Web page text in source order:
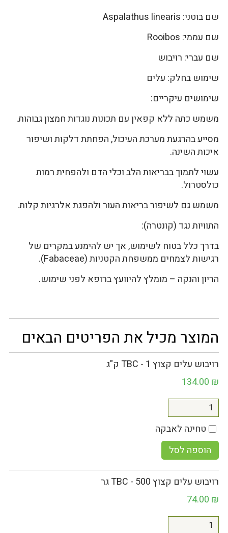
שם בוטני: Aspalathus linearis
שם עממי: Rooibos
שם עברי: רויבוש
שימוש בחלק: עלים
שימושים עיקריים:
משמש כתה ללא קפאין עם תכונות נוגדות חמצון גבוהות.
מסייע בהרגעת מערכת העיכול, הפחתת דלקות ושיפור
איכות השינה.
עשוי לתמוך בבריאות הלב וכלי הדם ולהפחית רמות
כולסטרול.
משמש גם לשיפור בריאות העור ולהפגת אלרגיות קלות.
התוויות נגד (קונטרה):
בדרך כלל בטוח לשימוש, אך יש להימנע במקרים של
רגישות לצמחים ממשפחת הקטניות (Fabaceae).
הריון והנקה – מומלץ להיוועץ ברופא לפני שימוש.
המוצר מכיל את הפריטים הבאים
רויבוש עלים קצוץ TBC - 1 ק"ג
134.00 ₪
טחינה לאבקה
הוספה לסל
רויבוש עלים קצוץ TBC - 500 גר
74.00 ₪